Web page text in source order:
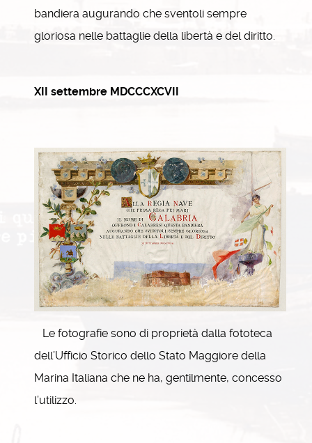
bandiera augurando che sventoli sempre
gloriosa nelle battaglie della libertà e del diritto.
XII settembre MDCCCXCVII
Le fotografie sono di proprietà dalla fototeca
dell’Ufficio Storico dello Stato Maggiore della
Marina Italiana che ne ha, gentilmente, concesso
l’utilizzo.